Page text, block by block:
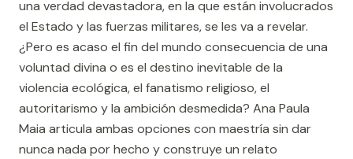
una verdad devastadora, en la que están involucrados
el Estado y las fuerzas militares, se les va a revelar.
¿Pero es acaso el fin del mundo consecuencia de una
voluntad divina o es el destino inevitable de la
violencia ecológica, el fanatismo religioso, el
autoritarismo y la ambición desmedida? Ana Paula
Maia articula ambas opciones con maestría sin dar
nunca nada por hecho y construye un relato